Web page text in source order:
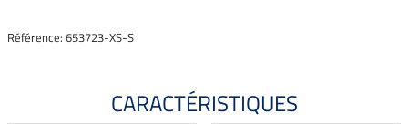
Référence: 653723-XS-S
CARACTÉRISTIQUES